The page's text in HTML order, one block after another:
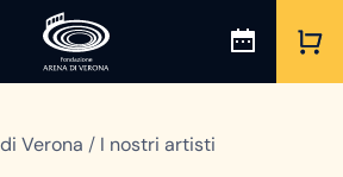
Verona / I nostri artisti